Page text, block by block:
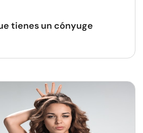
tienes un cónyuge